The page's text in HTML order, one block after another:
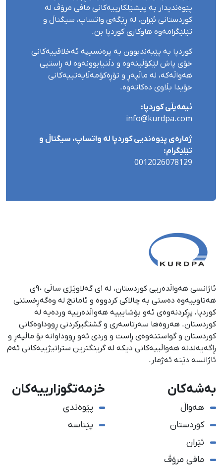
پێوەندیدار بە پیشێلکارییەکانی مافی مرۆڤ لە
کوردستانی ئێران، لە ڕێگەی واتساپ، سیگناڵ و
تێلێگرامەوە هاوکاری کوردپا بن.
کوردپا بە پێبەندبوون بە پرەنسیپە ئەخلاقییەکانی
خۆی پاش لێکۆڵینەوە و دڵنیابوونەوە لە ڕاستیی
هەواڵەکە، لە ماڵپەڕ و تۆڕەکۆمەڵایەتییەکانی
خۆیدا بڵاوی دەکاتەوە.
ئیمەیڵی کوردپا:
info@kurdpa.com
ژمارەی پێوەندیی کوردپا لە واتساپ، سیگناڵ و
تێلێگرام:
0012026078129
ئاژانسی هەواڵدەریی کوردستان، لە ١ی گەلاوێژی ساڵی ٩٠ی
هەتاوییەوە دەستی بە چالاکی کردووە و ئامانج لە وەگەڕخستنی
كوردپا، پڕكردنەوەی ئەو بۆشایییە هەواڵدەرییە وردەیە لە
كوردستان. هەروەها سەرتاسەری و گشتگیركردنی ڕووداوەكانی
كوردستان و گواستنەوەی ڕاست و وردی ئەو ڕووداوانە بۆ ماڵپەڕ و
ڕاگەیەندنە هەواڵییەكانی دیكە لە گرینگترین ستراتیژییەكانی ئەم
ئاژانسە دێنە ئەژمار.
بەشەکان
هەواڵ
کوردستان
ئێران
مافی مرۆڤ
خزمەتگوزارییەکان
پێوەندی
پێناسە